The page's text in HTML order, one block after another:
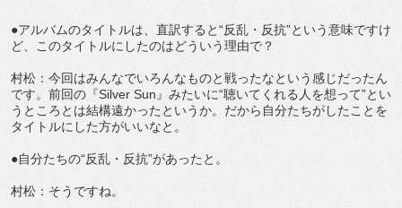
●アルバムのタイトルは、直訳すると“反乱・反抗”という意味ですけ
ど、このタイトルにしたのはどういう理由で？
村松：今回はみんなでいろんなものと戦ったなという感じだったん
です。前回の『Silver Sun』みたいに“聴いてくれる人を想って”とい
うところとは結構遠かったというか。だから自分たちがしたことを
タイトルにした方がいいなと。
●自分たちの“反乱・反抗”があったと。
村松：そうですね。